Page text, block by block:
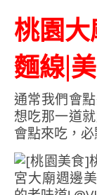
桃園
麵線|
通常我們會
想吃那一道
會點來吃，